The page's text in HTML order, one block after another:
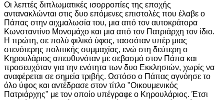
Οι λεπτές διπλωματικές ισορροπίες της εποχής
αντανακλώνται στις δυο επόμενες επιστολές που έλαβε ο
Πάπας στην αιχμαλωσία του, μια από τον αυτοκράτορα
Κωνσταντίνο Μονομάχο και μια από τον Πατριάρχη τον ίδιο.
Η πρώτη, σε πολύ φιλικό ύφος, τασσόταν υπέρ μιας
στενότερης πολιτικής συμμαχίας, ενώ στη δεύτερη ο
Κηρουλάριος απευθυνόταν με σεβασμό στον Πάπα και
προσευχόταν για την ενότητα των δυο Εκκλησιών, χωρίς να
αναφέρεται σε σημεία τριβής. Ωστόσο ο Πάπας αγνόησε το
όλο ύφος και αντέδρασε στον τίτλο "Οικουμενικός
Πατριάρχης" με τον οποίο υπέγραφε ο Κηρουλάριος. Έτσι